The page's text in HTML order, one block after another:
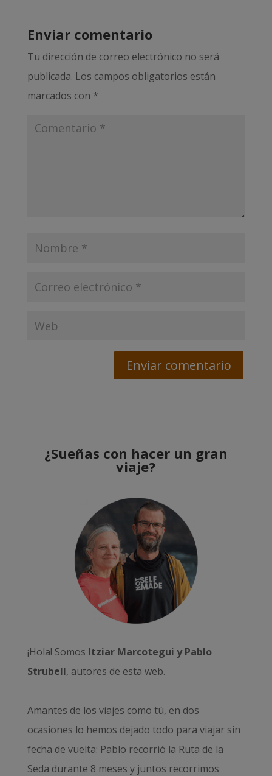
Enviar comentario
Tu dirección de correo electrónico no será
publicada. Los campos obligatorios están
marcados con *
¿Sueñas con hacer un gran
viaje?
¡Hola! Somos Itziar Marcotegui y Pablo
Strubell, autores de esta web.
Amantes de los viajes como tú, en dos
ocasiones lo hemos dejado todo para viajar sin
fecha de vuelta: Pablo recorrió la Ruta de la
Seda durante 8 meses y juntos recorrimos